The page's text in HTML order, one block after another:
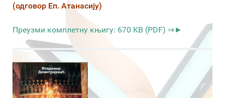
(одговор Еп. Атанасију)
Преузми комплетну књигу: 670 KB (PDF) ⇒►